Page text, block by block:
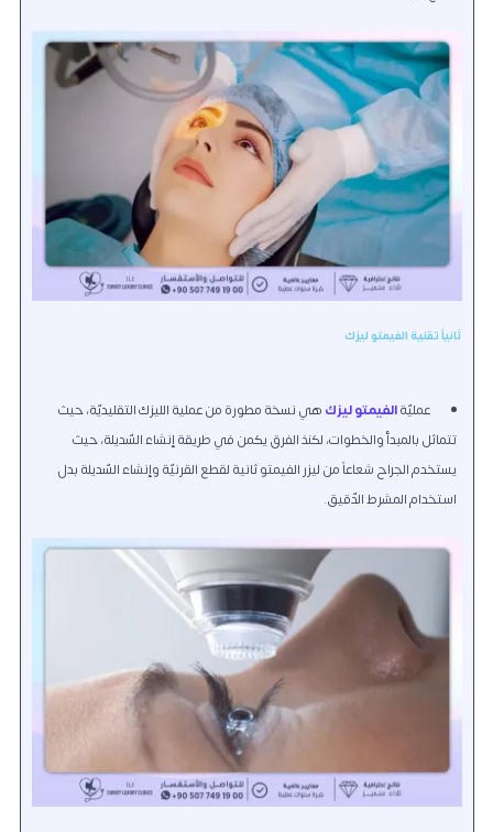
ثانياً تقنية الفيمتو ليزك
عمليّةالفيمتو ليزكهي نسخة مطورة من عملية الليزك التقليديّة، حيث
تتماثل بالمبدأ والخطوات، لكنذ الفرق يكمن في طريقة إنشاء السّديلة، حيث
يستخدم الجراح شعاعاً من ليزر الفيمتو ثانية لقطع القرنيّة وإنشاء السّديلة بدل
استخدام المشرط الدّقيق.